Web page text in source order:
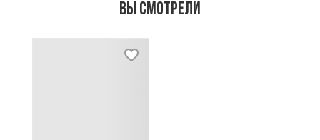
Вы смотрели